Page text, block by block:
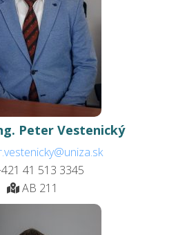
Peter Vestenický
41 513 3345
AB 211